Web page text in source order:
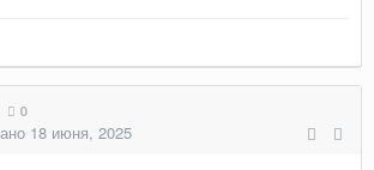
0
18 июня, 2025